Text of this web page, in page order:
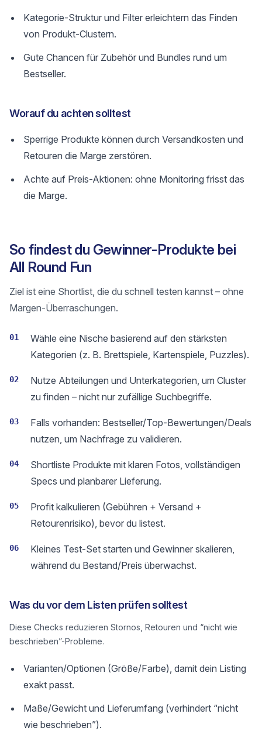
Kategorie-Struktur und Filter erleichtern das Finden
von Produkt-Clustern.
Gute Chancen für Zubehör und Bundles rund um
Bestseller.
Worauf du achten solltest
Sperrige Produkte können durch Versandkosten und
Retouren die Marge zerstören.
Achte auf Preis-Aktionen: ohne Monitoring frisst das
die Marge.
So findest du Gewinner-Produkte bei
All Round Fun
Ziel ist eine Shortlist, die du schnell testen kannst – ohne
Margen-Überraschungen.
01
Wähle eine Nische basierend auf den stärksten
Kategorien (z. B. Brettspiele, Kartenspiele, Puzzles).
02
Nutze Abteilungen und Unterkategorien, um Cluster
zu finden – nicht nur zufällige Suchbegriffe.
03
Falls vorhanden: Bestseller/Top-Bewertungen/Deals
nutzen, um Nachfrage zu validieren.
04
Shortliste Produkte mit klaren Fotos, vollständigen
Specs und planbarer Lieferung.
05
Profit kalkulieren (Gebühren + Versand +
Retourenrisiko), bevor du listest.
06
Kleines Test-Set starten und Gewinner skalieren,
während du Bestand/Preis überwachst.
Was du vor dem Listen prüfen solltest
Diese Checks reduzieren Stornos, Retouren und “nicht wie
beschrieben”-Probleme.
Varianten/Optionen (Größe/Farbe), damit dein Listing
exakt passt.
Maße/Gewicht und Lieferumfang (verhindert “nicht
wie beschrieben”).